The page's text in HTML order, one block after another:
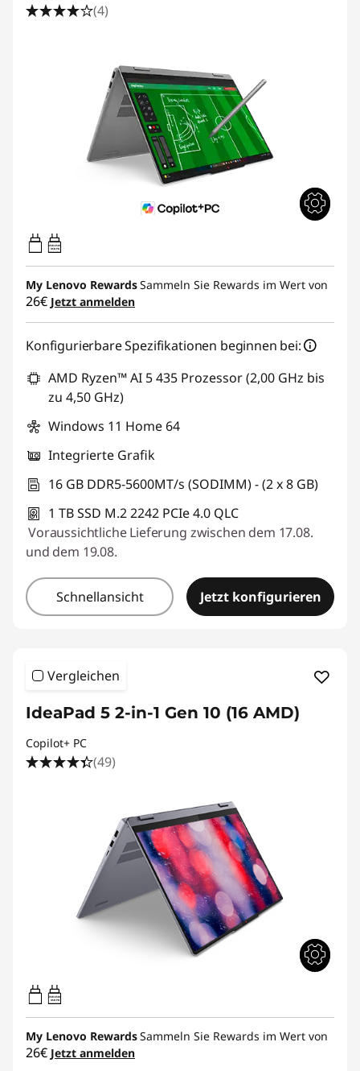
(4)
45W-65W
USB PD
My Lenovo RewardsSammeln Sie Rewards im Wert von
26€ Jetzt anmelden
Konfigurierbare Spezifikationen beginnen bei:
AMD Ryzen™ AI 5 435 Prozessor (2,00 GHz bis
zu 4,50 GHz)
Windows 11 Home 64
Integrierte Grafik
16 GB DDR5-5600MT/s (SODIMM) - (2 x 8 GB)
1 TB SSD M.2 2242 PCIe 4.0 QLC
Voraussichtliche Lieferung zwischen dem 17.08.
und dem 19.08.
Schnellansicht Jetzt konfigurieren
Vergleichen
IdeaPad 5 2-in-1 Gen 10 (16 AMD)
Copilot+ PC
(49)
45W-65W
USB PD
My Lenovo RewardsSammeln Sie Rewards im Wert von
26€ Jetzt anmelden